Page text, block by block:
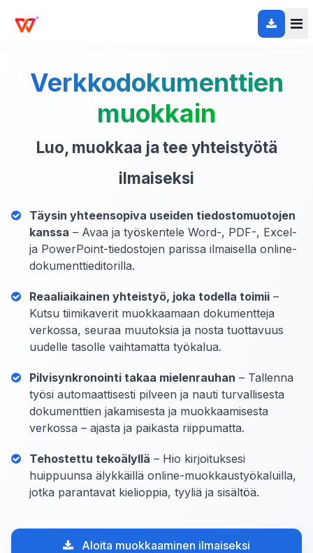
Verkkodokumenttien
muokkain
Luo, muokkaa ja tee yhteistyötä
ilmaiseksi
Täysin yhteensopiva useiden tiedostomuotojen
kanssa – Avaa ja työskentele Word-, PDF-, Excel-
ja PowerPoint-tiedostojen parissa ilmaisella online-
dokumenttieditorilla.
Reaaliaikainen yhteistyö, joka todella toimii –
Kutsu tiimikaverit muokkaamaan dokumentteja
verkossa, seuraa muutoksia ja nosta tuottavuus
uudelle tasolle vaihtamatta työkalua.
Pilvisynkronointi takaa mielenrauhan – Tallenna
työsi automaattisesti pilveen ja nauti turvallisesta
dokumenttien jakamisesta ja muokkaamisesta
verkossa – ajasta ja paikasta riippumatta.
Tehostettu tekoälyllä – Hio kirjoituksesi
huippuunsa älykkäillä online-muokkaustyökaluilla,
jotka parantavat kielioppia, tyyliä ja sisältöä.
Aloita muokkaaminen ilmaiseksi